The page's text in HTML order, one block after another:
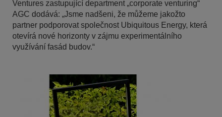
Ventures zastupující department „corporate venturing“
AGC dodává: „Jsme nadšeni, že můžeme jakožto
partner podporovat společnost Ubiquitous Energy, která
otevírá nové horizonty v zájmu experimentálního
využívání fasád budov.“